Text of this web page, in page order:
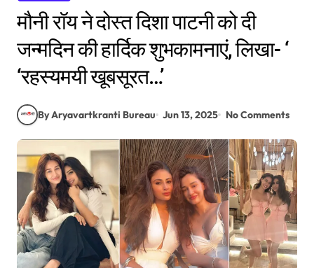
मौनी रॉय ने दोस्त दिशा पाटनी को दी
जन्मदिन की हार्दिक शुभकामनाएं, लिखा- ‘
‘रहस्यमयी खूबसूरत…’
By Aryavartkranti Bureau Jun 13, 2025 No Comments